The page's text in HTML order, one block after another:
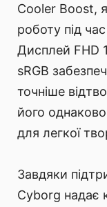
Cooler Boost,
роботу під
Дисплей FHD
sRGB
точніше
його
для легкої
Завдяки
Cyborg надає